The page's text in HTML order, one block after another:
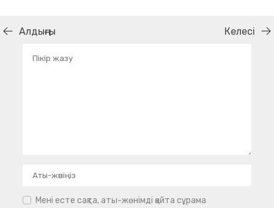
Алдыңғы Келесі
Мені есте сақта, аты-жөнімді қайта сұрама